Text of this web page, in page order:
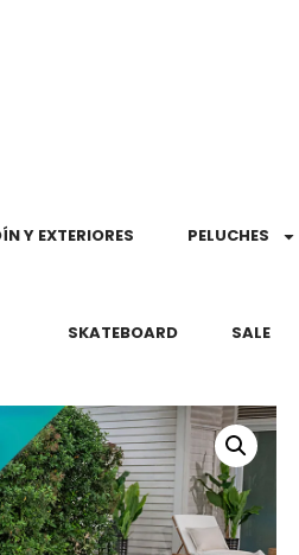
Y EXTERIORES PELUCHES
SKATEBOARD SALE